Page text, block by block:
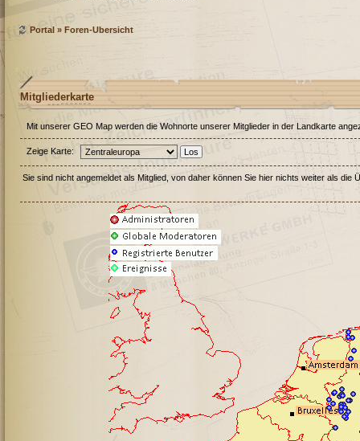
Portal » Foren-Übersicht
Mitgliederkarte
Mit unserer GEO Map werden die Wohnorte unserer Mitglieder in der Landkarte
Zeige Karte:
Sie sind nicht angemeldet als Mitglied, von daher können Sie hier nichts weiter als die